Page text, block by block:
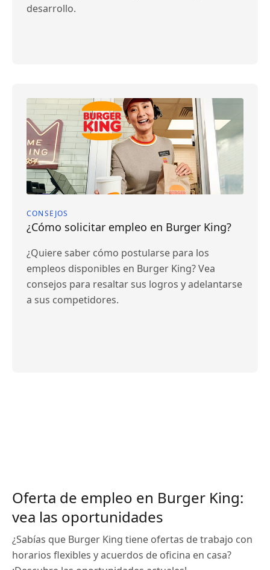
desarrollo.
CONSEJOS
¿Cómo solicitar empleo en Burger King?
¿Quiere saber cómo postularse para los
empleos disponibles en Burger King? Vea
consejos para resaltar sus logros y adelantarse
a sus competidores.
Oferta de empleo en Burger King:
vea las oportunidades
¿Sabías que Burger King tiene ofertas de trabajo con
horarios flexibles y acuerdos de oficina en casa?